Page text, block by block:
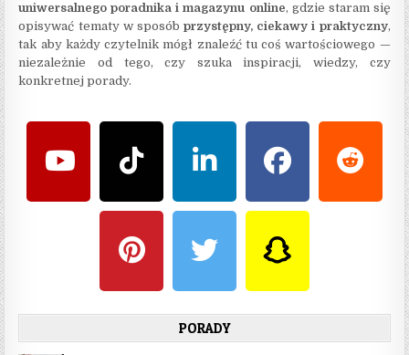
uniwersalnego poradnika i magazynu online, gdzie staram się
opisywać tematy w sposóbprzystępny, ciekawy i praktyczny,
tak aby każdy czytelnik mógł znaleźć tu coś wartościowego —
niezależnie od tego, czy szuka inspiracji, wiedzy, czy
konkretnej porady.
PORADY